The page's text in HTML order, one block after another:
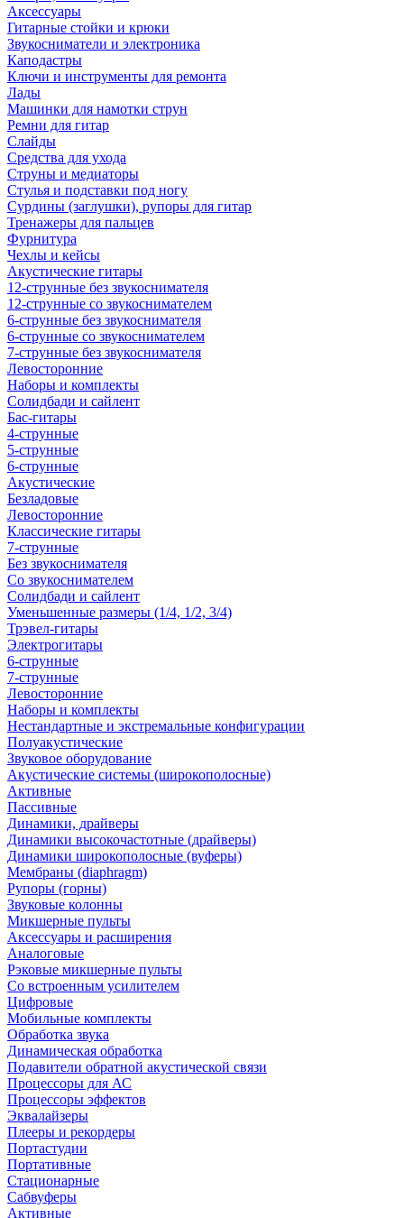
Аксессуары
Гитарные стойки и крюки
Звукосниматели и электроника
Каподастры
Ключи и инструменты для ремонта
Лады
Машинки для намотки струн
Ремни для гитар
Слайды
Средства для ухода
Струны и медиаторы
Стулья и подставки под ногу
Сурдины (заглушки), рупоры для гитар
Тренажеры для пальцев
Фурнитура
Чехлы и кейсы
Акустические гитары
12-струнные без звукоснимателя
12-струнные со звукоснимателем
6-струнные без звукоснимателя
6-струнные со звукоснимателем
7-струнные без звукоснимателя
Левосторонние
Наборы и комплекты
Солидбади и сайлент
Бас-гитары
4-струнные
5-струнные
6-струнные
Акустические
Безладовые
Левосторонние
Классические гитары
7-струнные
Без звукоснимателя
Со звукоснимателем
Солидбади и сайлент
Уменьшенные размеры (1/4, 1/2, 3/4)
Трэвел-гитары
Электрогитары
6-струнные
7-струнные
Левосторонние
Наборы и комплекты
Нестандартные и экстремальные конфигурации
Полуакустические
Звуковое оборудование
Акустические системы (широкополосные)
Активные
Пассивные
Динамики, драйверы
Динамики высокочастотные (драйверы)
Динамики широкополосные (вуферы)
Мембраны (diaphragm)
Рупоры (горны)
Звуковые колонны
Микшерные пульты
Аксессуары и расширения
Аналоговые
Рэковые микшерные пульты
Со встроенным усилителем
Цифровые
Мобильные комплекты
Обработка звука
Динамическая обработка
Подавители обратной акустической связи
Процессоры для АС
Процессоры эффектов
Эквалайзеры
Плееры и рекордеры
Портастудии
Портативные
Стационарные
Сабвуферы
Активные